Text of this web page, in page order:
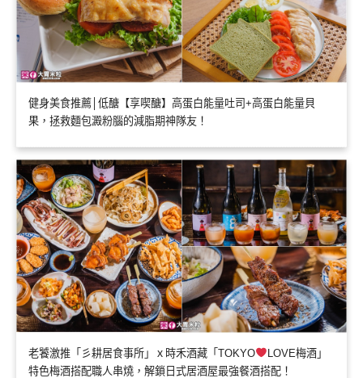
健身美食推薦│低醣【享喫醣】高蛋白能量吐司+高蛋白能量貝
果，拯救麵包澱粉腦的減脂期神隊友！
老饕激推「彡耕居食事所」ｘ時禾酒藏「TOKYO
LOVE梅酒」
特色梅酒搭配職人串燒，解鎖日式居酒屋最強餐酒搭配！